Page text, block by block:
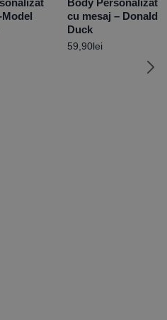
Body Personalizat
cu mesaj – Donald
Duck
59,90lei